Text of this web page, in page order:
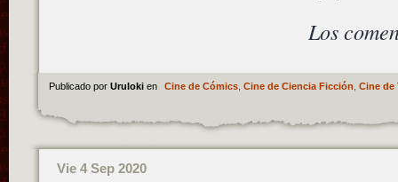
Los
Publicado por Uruloki en Cine de Cómics, Cine de Ciencia Ficción Cine de
Vie 4 Sep 2020